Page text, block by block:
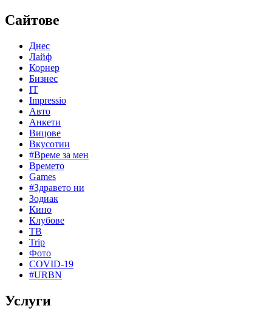
Сайтове
Днес
Лайф
Корнер
Бизнес
IT
Impressio
Авто
Анкети
Вицове
Вкусотии
#Време за мен
Времето
Games
#Здравето ни
Зодиак
Кино
Клубове
ТВ
Trip
Фото
COVID-19
#URBN
Услуги